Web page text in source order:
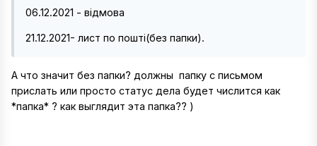
06.12.2021 - відмова
21.12.2021- лист по пошті(без папки).
А что значит без папки? должны папку с письмом
прислать или просто статус дела будет числится как
*папка* ? как выглядит эта папка?? )